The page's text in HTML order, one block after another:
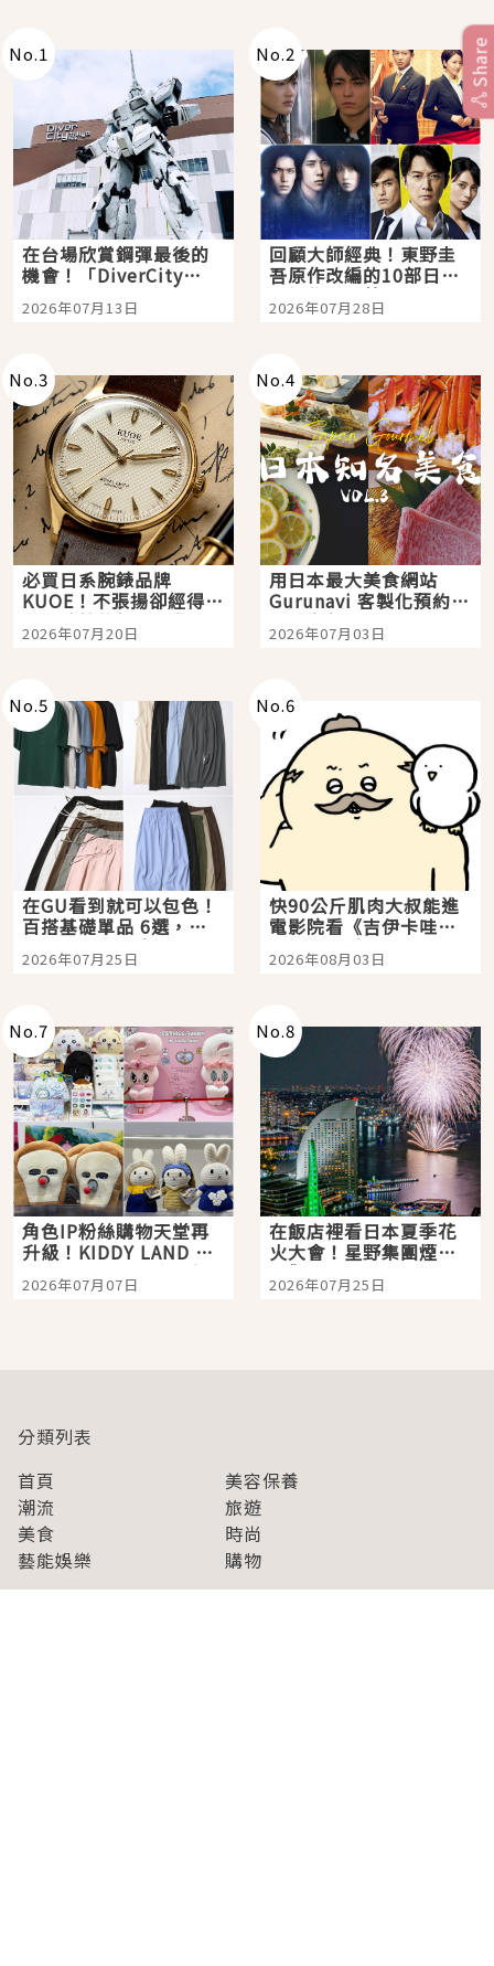
No.1
在台場欣賞鋼彈最後的
機會！「DiverCity
Tokyo Plaza」搭船、
購物、美食及夜景，一
2026年07月13日
No.2
回顧大師經典！東野圭
吾原作改編的10部日本
影視作品推薦
2026年07月28日
No.3
必買日系腕錶品牌
KUOE！不張揚卻經得起
時間洗鍊的經典之作五
選
2026年07月20日
No.4
用日本最大美食網站
Gurunavi 客製化預約九
大都市餐廳，打造專屬
美食體驗！
2026年07月03日
No.5
在GU看到就可以包色！
百搭基礎單品 6選，閉
眼全收也不心疼
2026年07月25日
No.6
快90公斤肌肉大叔能進
電影院看《吉伊卡哇》
嗎？日本重金屬樂團
「打首」會長與nagano
2026年08月03日
No.7
角色IP粉絲購物天堂再
升級！KIDDY LAND 原
宿店吉伊卡哇迎客，新
開幕 OMOKADO 店3分
2026年07月07日
No.8
在飯店裡看日本夏季花
火大會！星野集團煙火
景觀飯店6選，讓你不用
人擠人悠閒欣賞
2026年07月25日
Share
分類列表
首頁
美容保養
潮流
旅遊
美食
時尚
藝能娛樂
購物